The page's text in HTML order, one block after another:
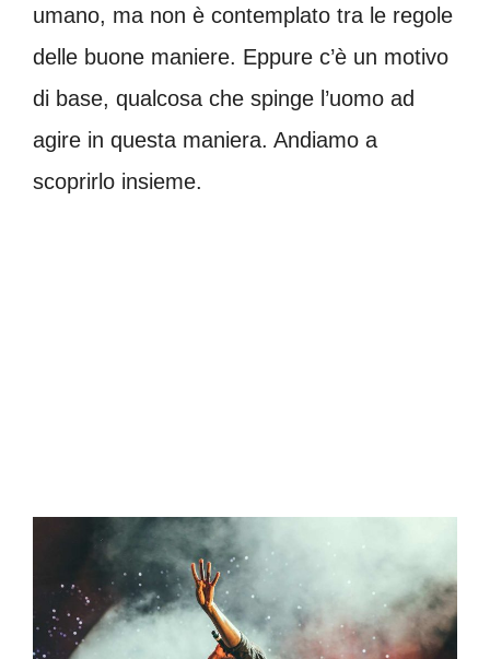
umano, ma non è contemplato tra le regole
delle buone maniere. Eppure c’è un motivo
di base, qualcosa che spinge l’uomo ad
agire in questa maniera. Andiamo a
scoprirlo insieme.